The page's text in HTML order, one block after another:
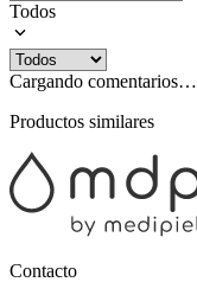
Todos
Cargando comentarios…
Productos similares
Contacto